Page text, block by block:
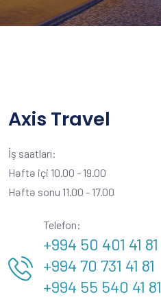
Axis Travel
İş saatları:
Həftə içi 10.00 - 19.00
Həftə sonu 11.00 - 17.00
Telefon:
+994 50 401 41 81
+994 70 731 41 81
+994 55 540 41 81